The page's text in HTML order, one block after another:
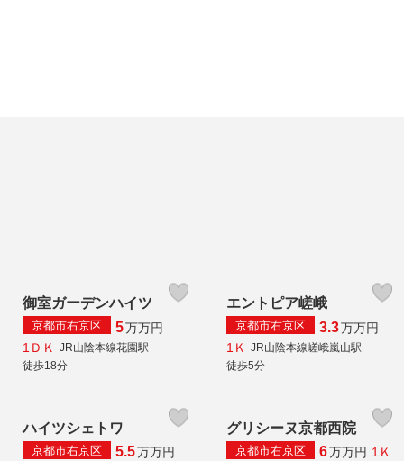
御室ガーデンハイツ
京都市右京区 5万万円
1ＤＫ
JR山陰本線花園駅
徒歩18分
エントピア嵯峨
京都市右京区 3.3万万円
1Ｋ
JR山陰本線嵯峨嵐山駅
徒歩5分
ハイツシェトワ
京都市右京区 5.5万万円
グリシーヌ京都西院
京都市右京区 6万万円 1Ｋ